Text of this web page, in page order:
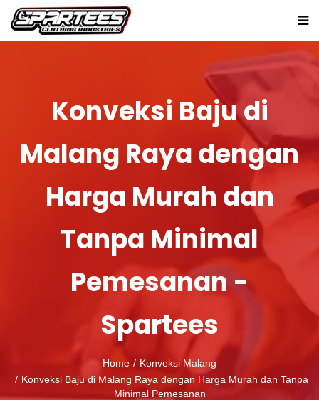
Konveksi Baju di
Malang Raya dengan
Harga Murah dan
Tanpa Minimal
Pemesanan -
Spartees
Home
Konveksi Malang
Konveksi Baju di Malang Raya dengan Harga Murah dan Tanpa
Minimal Pemesanan